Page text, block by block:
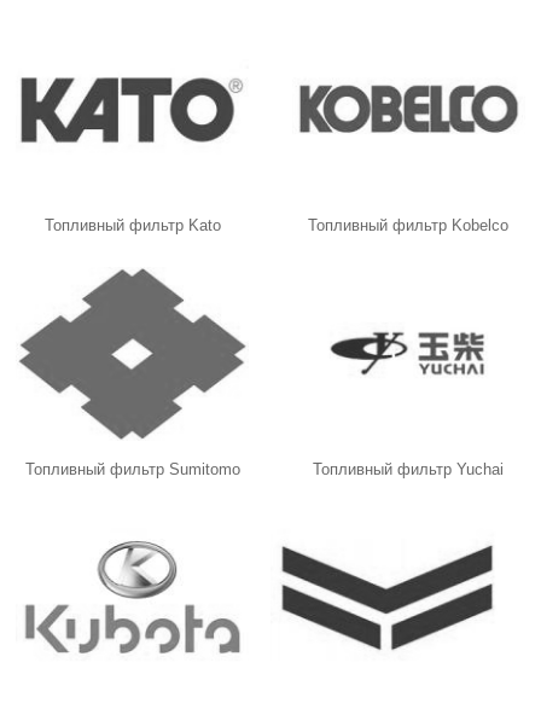
Топливный фильтр Kato Топливный фильтр Kobelco
Топливный фильтр Sumitomo Топливный фильтр Yuchai